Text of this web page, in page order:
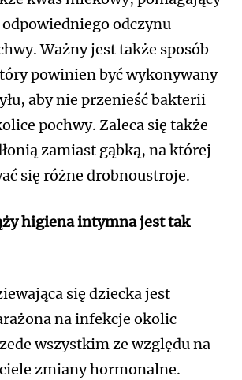
odczynu
Ważny jest także sposób
powinien być wykonywany
aby nie przenieść bakterii
pochwy. Zaleca się także
zamiast gąbką, na której
się różne drobnoustroje.
higiena intymna jest tak
się dziecka jest
na infekcje okolic
wszystkim ze względu na
zmiany hormonalne.